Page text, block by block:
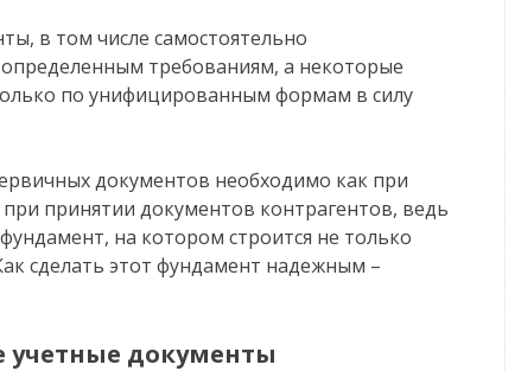
в том числе самостоятельно
требованиям, а некоторые
по унифицированным формам в силу
документов необходимо как при
принятии документов контрагентов, ведь
на котором строится не только
сделать этот фундамент надежным –
документы